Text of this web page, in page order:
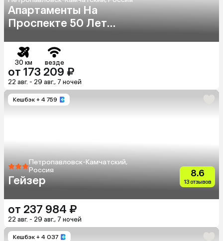
Апартаменты На
Проспекте 50 Лет
30 км везде
от 173 209 ₽
22 авг. - 29 авг., 7 ночей
Кешбэк + 4 759
Петропавловск-Камчатский,
Россия
Гейзер
8.6
13 отзывов
от 237 984 ₽
22 авг. - 29 авг., 7 ночей
Кешбэк + 4 037